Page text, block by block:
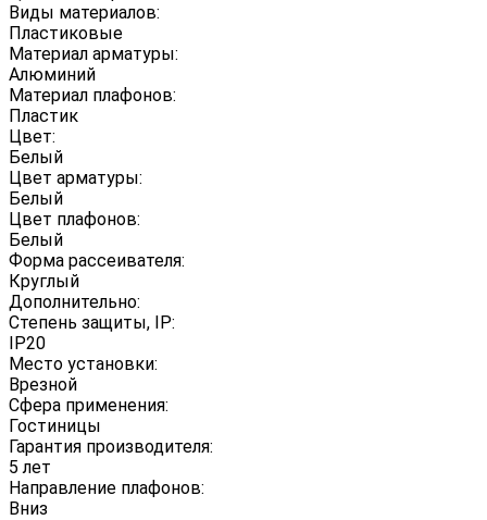
Виды материалов:
Пластиковые
Материал арматуры:
Алюминий
Материал плафонов:
Пластик
Цвет:
Белый
Цвет арматуры:
Белый
Цвет плафонов:
Белый
Форма рассеивателя:
Круглый
Дополнительно:
Степень защиты, IP:
IP20
Место установки:
Врезной
Сфера применения:
Гостиницы
Гарантия производителя:
5 лет
Направление плафонов:
Вниз